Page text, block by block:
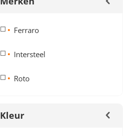
Ferraro
Intersteel
Roto
Kleur